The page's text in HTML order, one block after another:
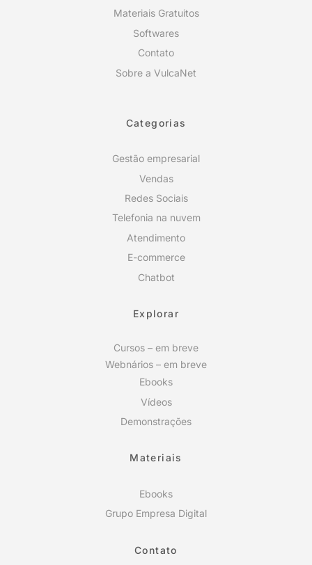
Materiais Gratuitos
Softwares
Contato
Sobre a VulcaNet
Categorias
Gestão empresarial
Vendas
Redes Sociais
Telefonia na nuvem
Atendimento
E-commerce
Chatbot
Explorar
Cursos – em breve
Webnários – em breve
Ebooks
Vídeos
Demonstrações
Materiais
Ebooks
Grupo Empresa Digital
Contato